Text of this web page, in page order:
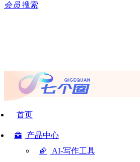
会员 搜索
首页
产品中心
AI-写作工具